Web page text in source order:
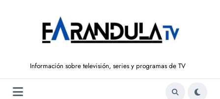
Información sobre televisión, series y programas de TV